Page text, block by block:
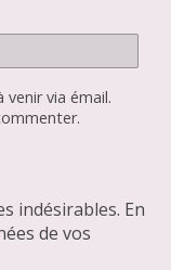
via émail.
indésirables. En
de vos